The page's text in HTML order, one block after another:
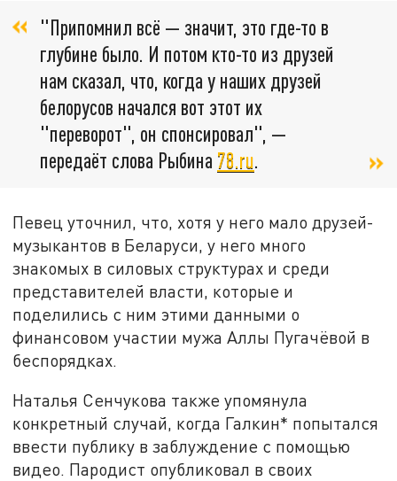
"Припомнил всё — значит, это где-то в
глубине было. И потом кто-то из друзей
нам сказал, что, когда у наших друзей
белорусов начался вот этот их
"переворот", он спонсировал", —
передаёт слова Рыбина 78.ru.
Певец уточнил, что, хотя у него мало друзей-
музыкантов в Беларуси, у него много
знакомых в силовых структурах и среди
представителей власти, которые и
поделились с ним этими данными о
финансовом участии мужа Аллы Пугачёвой в
беспорядках.
Наталья Сенчукова также упомянула
конкретный случай, когда Галкин* попытался
ввести публику в заблуждение с помощью
видео. Пародист опубликовал в своих